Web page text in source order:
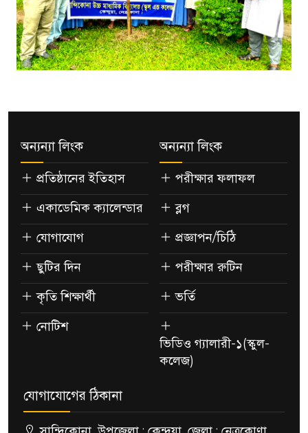
অন্যন্যা লিংক
প্রতিষ্ঠানের ইতিহাস
একাডেমিক ক্যালেন্ডার
যোগাযোগ
ছুটির দিন
কৃতি শিক্ষার্থী
নোটিশ
অন্যন্যা লিংক
পরীক্ষার ফলাফল
ব্লগ
প্রজ্ঞাপন/চিঠি
পরীক্ষার রুটিন
ভর্তি
ভিডিও গ্যালারী-১(স্কুল-
কলেজ)
যোগাযোগের ঠিকানা